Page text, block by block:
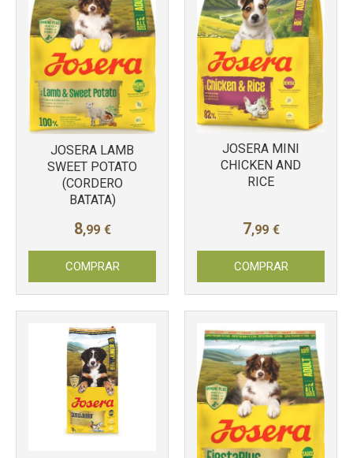
JOSERA LAMB
SWEET POTATO
(CORDERO
BATATA)
8,99 €
COMPRAR
JOSERA MINI
CHICKEN AND
RICE
7,99 €
COMPRAR
Más info Más info